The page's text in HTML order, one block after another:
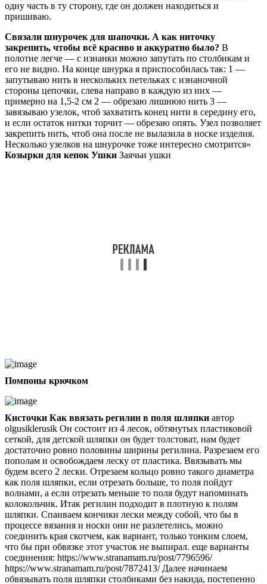
одну часть в ту сторону, где он должен находиться и
пришиваю.
Связали шнурочек для шапочки. А как ниточку
закрепить, чтобы всё красиво и аккуратно было? В
полотне легче — с изнанки можно запутать по столбикам и
его не видно. На конце шнурка я приспособилась так: 1 —
запутываю нить в нескольких петельках с изнаночной
стороны цепочки, слева направо в каждую из них —
примерно на 1,5-2 см 2 — обрезаю лишнюю нить 3 —
завязываю узелок, чтоб захватить конец нити в середину его,
и если остаток нитки торчит — обрезаю опять. Узел позволяет
закрепить нить, чтоб она после не вылазила в носке изделия.
Несколько узелков на шнурочке тоже интересно смотрится»
Козырки для кепок Ушки Заячьи ушки
Помпоны крючком
Кисточки Как ввязать регилин в поля шляпки автор
olgusiklerusik Он состоит из 4 лесок, обтянутых пластиковой
сеткой, для детской шляпки он будет толстоват, нам будет
достаточно ровно половины ширины регилина. Разрезаем его
пополам и освобождаем леску от пластика. Ввязывать мы
будем всего 2 лески. Отрезаем кольцо ровно такого диаметра
как поля шляпки, если отрезать больше, то поля пойдут
волнами, а если отрезать меньше то поля будут напоминать
колокольчик. Итак регилин подходит в плотную к полям
шляпки. Спаиваем кончики лески между собой, что бы в
процессе вязания и носки они не разлетелись, можно
соединить края скотчем, как вариант, только тонким слоем,
что бы при обвязке этот участок не выпирал. еще варианты
соединения: https://www.stranamam.ru/post/7796596/
https://www.stranamam.ru/post/7872413/ Далее начинаем
обвязывать поля шляпки столбиками без накида, постепенно